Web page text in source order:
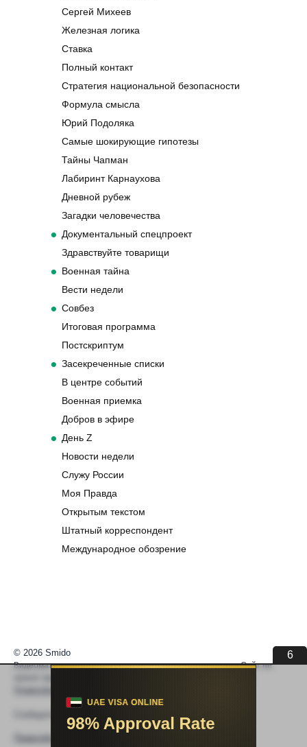
Сергей Михеев
Железная логика
Ставка
Полный контакт
Стратегия национальной безопасности
Формула смысла
Юрий Подоляка
Самые шокирующие гипотезы
Тайны Чапман
Лабиринт Карнаухова
Дневной рубеж
Загадки человечества
Документальный спецпроект
Здравствуйте товарищи
Военная тайна
Вести недели
Совбез
Итоговая программа
Постскриптум
Засекреченные списки
В центре событий
Военная приемка
Добров в эфире
День Z
Новости недели
Служу России
Моя Правда
Открытым текстом
Штатный корреспондент
Международное обозрение
6
© 2026 Smido
Видеоматериалы встраиваются из открытых источников. Сайт не
Видео не работает